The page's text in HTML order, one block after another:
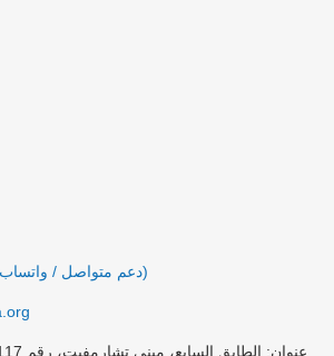
+84 355 225 995 (دعم متواصل / واتساب)